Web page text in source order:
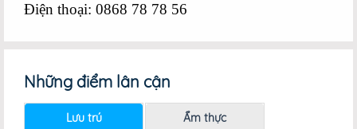
Điện thoại: 0868 78 78 56
Những điểm lân cận
Lưu trú Ẩm thực